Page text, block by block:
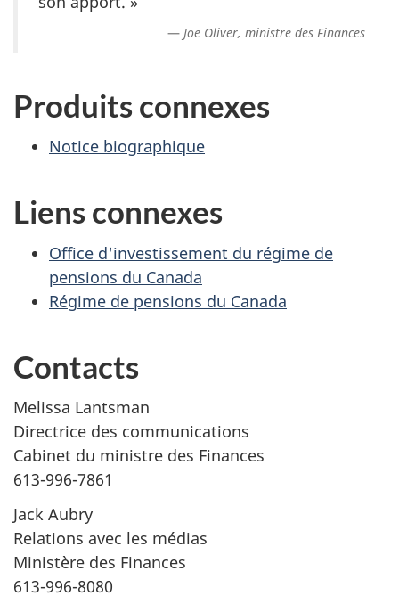
Joe Oliver, ministre des Finances
Produits connexes
Notice biographique
Liens connexes
Office d'investissement du régime de
pensions du Canada
Régime de pensions du Canada
Contacts
Melissa Lantsman
Directrice des communications
Cabinet du ministre des Finances
613-996-7861
Jack Aubry
Relations avec les médias
Ministère des Finances
613-996-8080